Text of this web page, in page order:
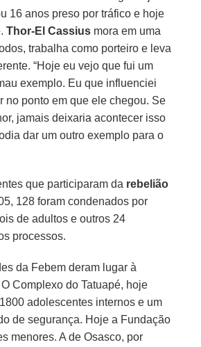
16 anos preso por tráfico e hoje
Thor-El Cassius mora em uma
trabalha como porteiro e leva
“Hoje eu vejo que fui um
exemplo. Eu que influenciei
no ponto em que ele chegou. Se
jamais deixaria acontecer isso
dar um outro exemplo para o
que participaram da rebelião
128 foram condenados por
de adultos e outros 24
processos.
da Febem deram lugar à
O Complexo do Tatuapé, hoje
adolescentes internos e um
de segurança. Hoje a Fundação
menores. A de Osasco, por